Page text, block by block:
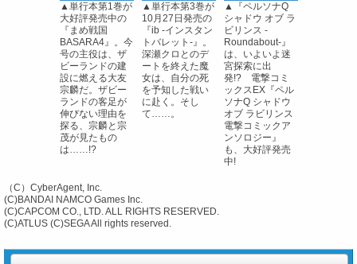
▲単行本第1巻が
大好評発売中の
『まめ戦国
BASARA4』。今
号の主役は、ザ
ビーランドの建
設に燃える大友
宗麟だ。ザビー
ランドの客足が
伸びない理由を
探る、宗麟と宗
茂が見たもの
は……!?
▲単行本第3巻が
10月27日発売の
『ib -インスタン
トバレット-』。
深瀬クロとのデ
ートを終えた魔
女は、自分の死
を予知した戦い
に赴く。そし
て……。
▲『ペルソナQ
シャドウ オブ ラ
ビリンス -
Roundabout-』
は、いよいよ迷
宮探索に出
発!? 電撃コミ
ックスEX『ペル
ソナQ シャドウ
オブ ラビリンス
電撃コミックア
ンソロジー』
も、大好評発売
中!
（C）CyberAgent, Inc.
(C)BANDAI NAMCO Games Inc.
(C)CAPCOM CO., LTD. ALL RIGHTS RESERVED.
(C)ATLUS (C)SEGA All rights reserved.